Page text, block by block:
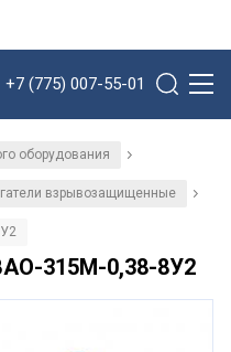
+7 (775) 007-55-01
оборудования /
взрывозащищенные /
315М-0,38-8У2